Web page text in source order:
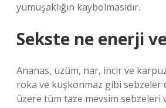
yumuşaklığın kaybolmasıdır.
Sekste ne enerji
Ananas, üzüm, nar, incir ve
roka ve kuşkonmaz gibi sebzeler
üzere tüm taze mevsim sebzeleri